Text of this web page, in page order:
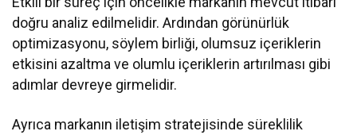
doğru analiz edilmelidir. Ardından görünürlük
optimizasyonu, söylem birliği, olumsuz içeriklerin
etkisini azaltma ve olumlu içeriklerin artırılması gibi
adımlar devreye girmelidir.
Ayrıca markanın iletişim stratejisinde süreklilik